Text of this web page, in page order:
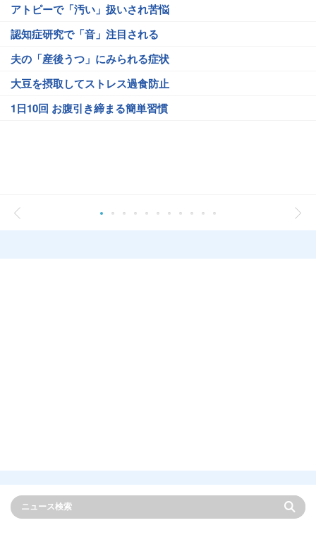
アトピーで「汚い」扱いされ苦悩
認知症研究で「音」注目される
夫の「産後うつ」にみられる症状
大豆を摂取してストレス過食防止
1日10回 お腹引き締まる簡単習慣